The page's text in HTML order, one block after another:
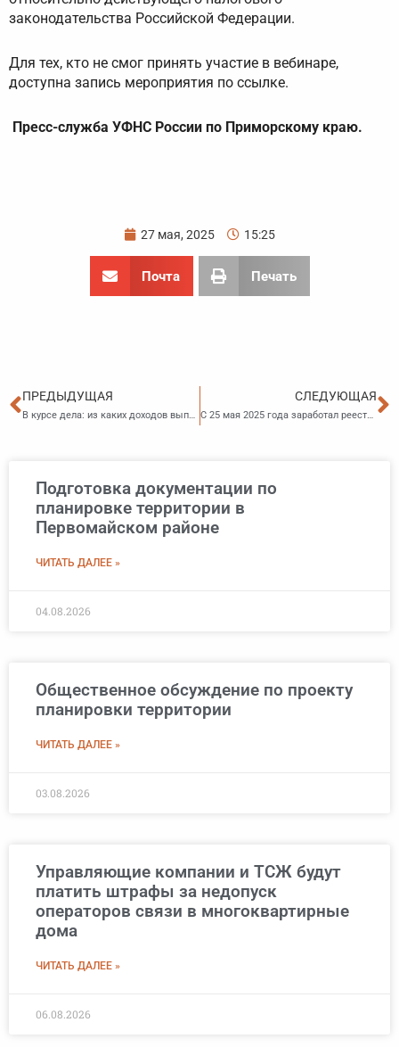
законодательства Российской Федерации.
Для тех, кто не смог принять участие в вебинаре,
доступна запись мероприятия по ссылке.
Пресс-служба УФНС России по Приморскому краю.
27 мая, 2025 15:25
Почта Печать
Пред
ПРЕДЫДУЩАЯ
В курсе дела: из каких доходов выплачиваются алименты и из каких выплат денежные средства не могут быть удержаны
СЛЕДУЮЩАЯ
С 25 мая 2025 года заработал реестр должников по алиментам
Подготовка документации по
планировке территории в
Первомайском районе
ЧИТАТЬ ДАЛЕЕ »
04.08.2026
Общественное обсуждение по проекту
планировки территории
ЧИТАТЬ ДАЛЕЕ »
03.08.2026
Управляющие компании и ТСЖ будут
платить штрафы за недопуск
операторов связи в многоквартирные
дома
ЧИТАТЬ ДАЛЕЕ »
06.08.2026